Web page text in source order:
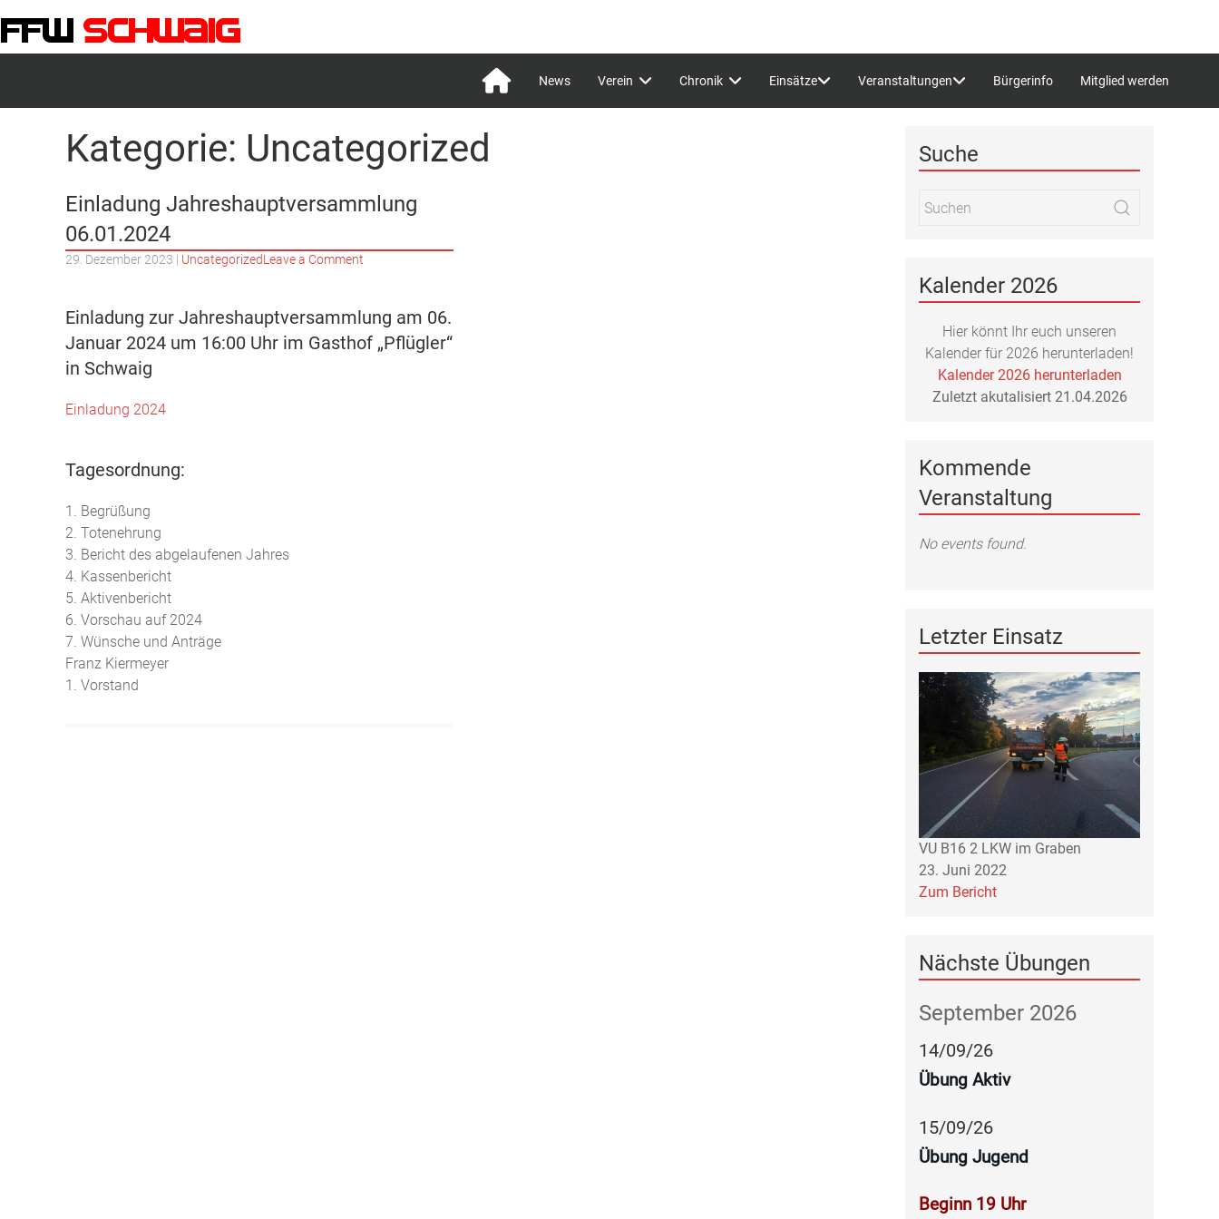
News Verein Chronik Einsätze Veranstaltungen Bürgerinfo Mitglied werden
Kategorie: Uncategorized
Einladung Jahreshauptversammlung
06.01.2024
29. Dezember 2023 | UncategorizedLeave a Comment
Einladung zur Jahreshauptversammlung am 06.
Januar 2024 um 16:00 Uhr im Gasthof „Pflügler“
in Schwaig
Einladung 2024
Tagesordnung:
1. Begrüßung
2. Totenehrung
3. Bericht des abgelaufenen Jahres
4. Kassenbericht
5. Aktivenbericht
6. Vorschau auf 2024
7. Wünsche und Anträge
Franz Kiermeyer
1. Vorstand
Suche
Kalender 2026
Hier könnt Ihr euch unseren
Kalender für 2026 herunterladen!
Kalender 2026 herunterladen
Zuletzt akutalisiert 21.04.2026
Kommende
Veranstaltung
No events found.
Letzter Einsatz
VU B16 2 LKW im Graben
23. Juni 2022
Zum Bericht
Nächste Übungen
September 2026
14/09/26
Übung Aktiv
15/09/26
Übung Jugend
Beginn 19 Uhr